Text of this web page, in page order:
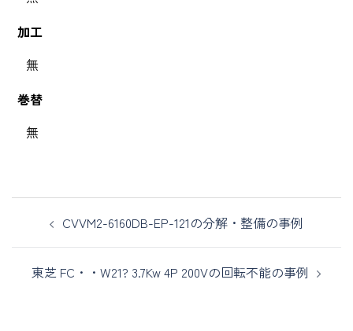
加工
無
巻替
無
CVVM2-6160DB-EP-121の分解・整備の事例
東芝 FC・・W21? 3.7Kw 4P 200Vの回転不能の事例